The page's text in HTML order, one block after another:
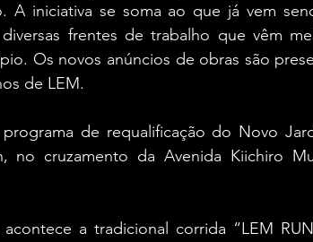
A iniciativa se soma ao que já vem
frentes de trabalho que vêm
Os novos anúncios de obras são
de LEM.
de requalificação do Novo
no cruzamento da Avenida Kiichiro
a tradicional corrida “LEM